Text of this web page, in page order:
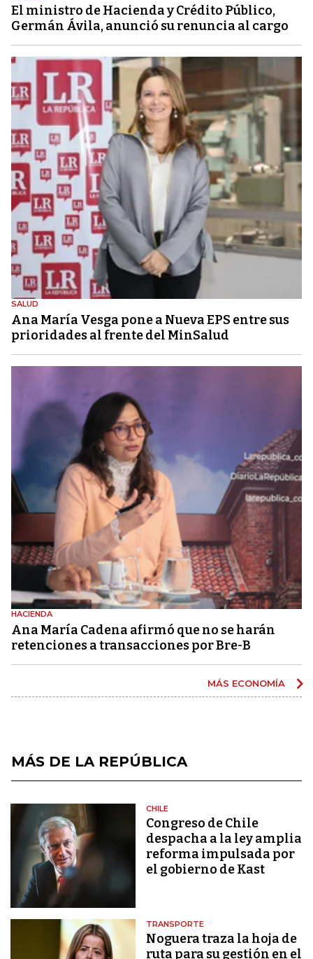
El ministro de Hacienda y Crédito Público,
Germán Ávila, anunció su renuncia al cargo
SALUD
Ana María Vesga pone a Nueva EPS entre sus
prioridades al frente del MinSalud
HACIENDA
Ana María Cadena afirmó que no se harán
retenciones a transacciones por Bre-B
MÁS ECONOMÍA
MÁS DE LA REPÚBLICA
CHILE
Congreso de Chile
despacha a la ley amplia
reforma impulsada por
el gobierno de Kast
TRANSPORTE
Noguera traza la hoja de
ruta para su gestión en el